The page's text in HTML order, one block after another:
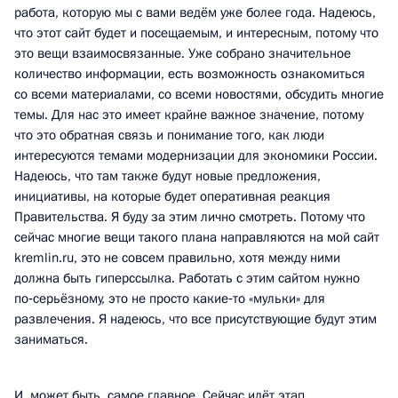
работа, которую мы с вами ведём уже более года. Надеюсь,
что этот сайт будет и посещаемым, и интересным, потому что
это вещи взаимосвязанные. Уже собрано значительное
количество информации, есть возможность ознакомиться
со всеми материалами, со всеми новостями, обсудить многие
темы. Для нас это имеет крайне важное значение, потому
что это обратная связь и понимание того, как люди
интересуются темами модернизации для экономики России.
Надеюсь, что там также будут новые предложения,
инициативы, на которые будет оперативная реакция
Правительства. Я буду за этим лично смотреть. Потому что
сейчас многие вещи такого плана направляются на мой сайт
kremlin.ru, это не совсем правильно, хотя между ними
должна быть гиперссылка. Работать с этим сайтом нужно
по‑серьёзному, это не просто какие‑то «мульки» для
развлечения. Я надеюсь, что все присутствующие будут этим
заниматься.